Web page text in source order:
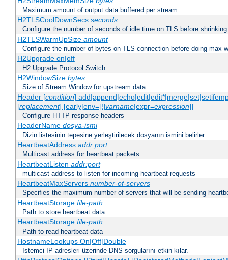
Maximum amount of output data buffered per stream.
H2TLSCoolDownSecs seconds
Configure the number of seconds of idle time on TLS before
H2TLSWarmUpSize amount
Configure the number of bytes on TLS connection before doing max
H2Upgrade on|off
H2 Upgrade Protocol Switch
H2WindowSize bytes
Size of Stream Window for upstream data.
Header [condition]
[replacement] [early|env=[!]varname|expr=expression]]
Configure HTTP response headers
HeaderName dosya-ismi
Dizin listesinin tepesine yerleştirilecek dosyanın ismini belirler.
HeartbeatAddress addr:port
Multicast address for heartbeat packets
HeartbeatListen addr:port
multicast address to listen for incoming heartbeat requests
HeartbeatMaxServers number-of-servers
Specifies the maximum number of servers that will be sending
HeartbeatStorage file-path
Path to store heartbeat data
HeartbeatStorage file-path
Path to read heartbeat data
HostnameLookups On|Off|Double
İstemci IP adresleri üzerinde DNS sorgularını etkin kılar.